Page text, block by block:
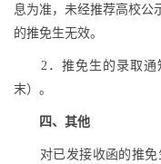
息为准，未经推荐高校公
的推免生无效。
2．推免生的录取
末）。
四、其他
对已发接收函的推